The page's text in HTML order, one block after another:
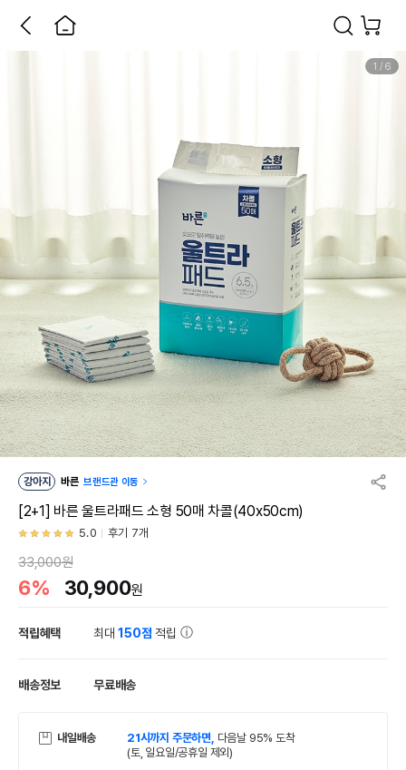
1 / 6
강아지 바른 브랜드관 이동
[2+1] 바른 울트라패드 소형 50매 차콜(40x50cm)
5.0 후기 7개
33,000원
6% 30,900원
적립혜택 최대150점 적립
배송정보 무료배송
내일배송 21시까지 주문하면, 다음날 95% 도착
(토, 일요일/공휴일 제외)